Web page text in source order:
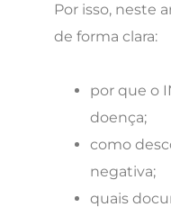
Por isso, neste
de forma clara:
por que o
doença;
como
negativa;
quais